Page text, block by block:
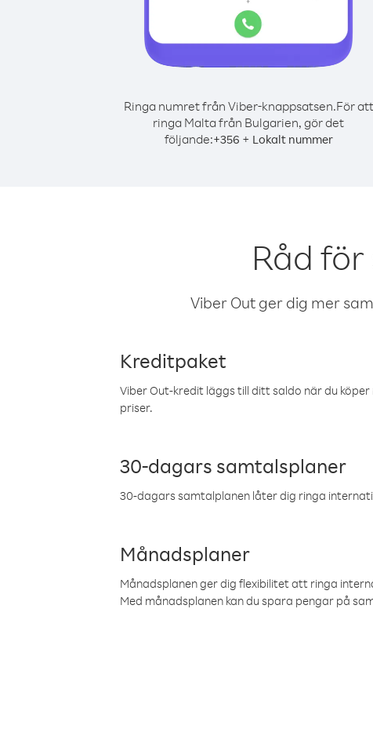
Ringa numret från Viber-knappsatsen.För att
ringa Malta från Bulgarien, gör det
följande:+356 + Lokalt nummer
Råd
Viber Out ger dig mer
Kreditpaket
Viber Out-kredit läggs till ditt saldo när du
priser.
30-dagars samtalsplaner
30-dagars samtalplanen låter dig ringa
Månadsplaner
Månadsplanen ger dig flexibilitet att ringa
Med månadsplanen kan du spara pengar på